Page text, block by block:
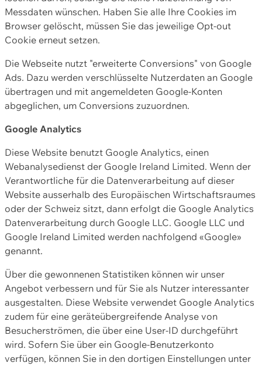
Messdaten wünschen. Haben Sie alle Ihre Cookies im
Browser gelöscht, müssen Sie das jeweilige Opt-out
Cookie erneut setzen.
Die Webseite nutzt "erweiterte Conversions" von Google
Ads. Dazu werden verschlüsselte Nutzerdaten an Google
übertragen und mit angemeldeten Google-Konten
abgeglichen, um Conversions zuzuordnen.
Google Analytics
Diese Website benutzt Google Analytics, einen
Webanalysedienst der Google Ireland Limited. Wenn der
Verantwortliche für die Datenverarbeitung auf dieser
Website ausserhalb des Europäischen Wirtschaftsraumes
oder der Schweiz sitzt, dann erfolgt die Google Analytics
Datenverarbeitung durch Google LLC. Google LLC und
Google Ireland Limited werden nachfolgend «Google»
genannt.
Über die gewonnenen Statistiken können wir unser
Angebot verbessern und für Sie als Nutzer interessanter
ausgestalten. Diese Website verwendet Google Analytics
zudem für eine geräteübergreifende Analyse von
Besucherströmen, die über eine User-ID durchgeführt
wird. Sofern Sie über ein Google-Benutzerkonto
verfügen, können Sie in den dortigen Einstellungen unter